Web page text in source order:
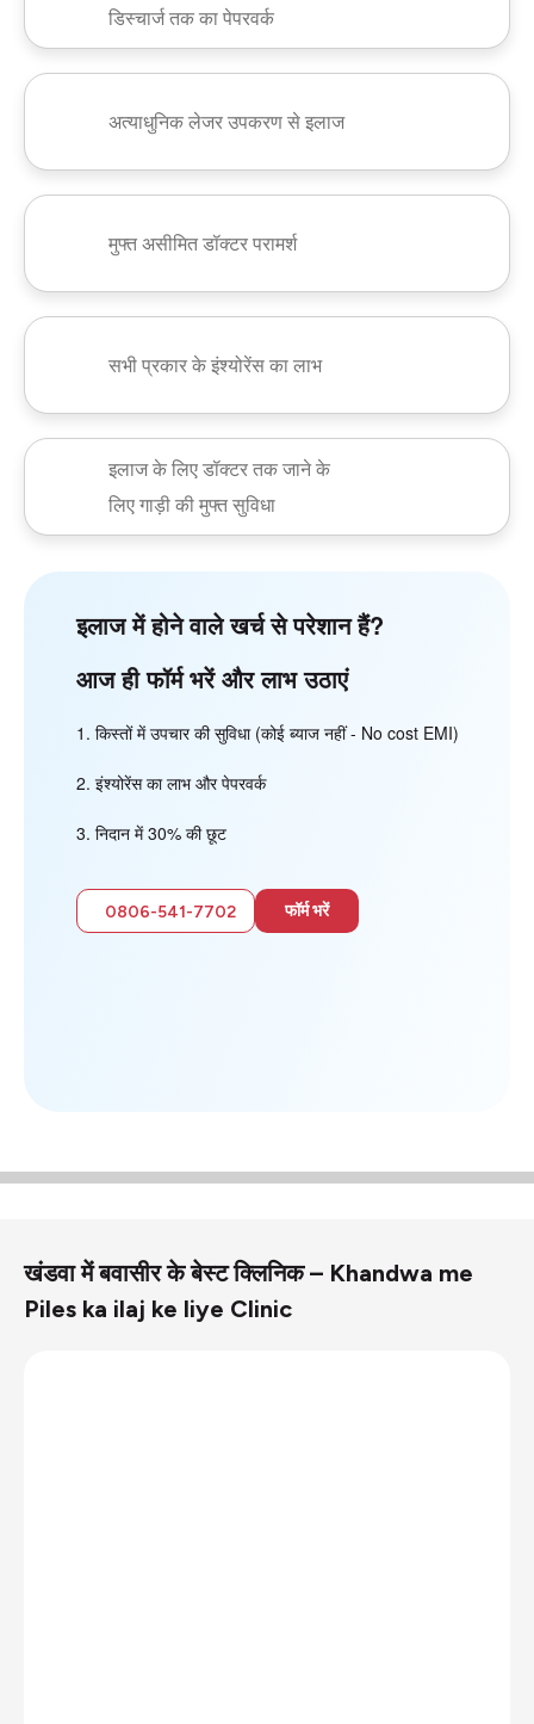
डिस्चार्ज तक का पेपरवर्क
अत्याधुनिक लेजर उपकरण से इलाज
मुफ्त असीमित डॉक्टर परामर्श
सभी प्रकार के इंश्योरेंस का लाभ
इलाज के लिए डॉक्टर तक जाने के
लिए गाड़ी की मुफ्त सुविधा
इलाज में होने वाले खर्च से परेशान हैं?
आज ही फॉर्म भरें और लाभ उठाएं
किस्तों में उपचार की सुविधा (कोई ब्याज नहीं - No cost EMI)
इंश्योरेंस का लाभ और पेपरवर्क
निदान में 30% की छूट
0806-541-7702 फॉर्म भरें
खंडवा में बवासीर के बेस्ट क्लिनिक – Khandwa me
Piles ka ilaj ke liye Clinic